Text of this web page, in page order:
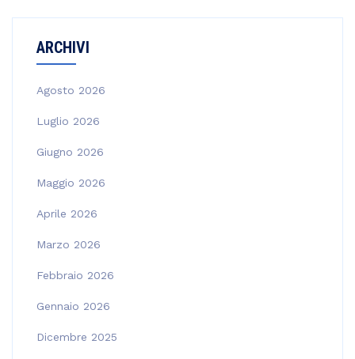
ARCHIVI
Agosto 2026
Luglio 2026
Giugno 2026
Maggio 2026
Aprile 2026
Marzo 2026
Febbraio 2026
Gennaio 2026
Dicembre 2025